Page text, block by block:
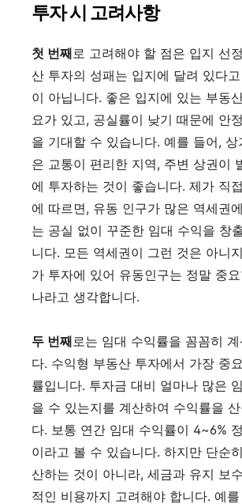
투자 시 고려사항
첫 번째 로 고려해야 할 점은 입지 선
산 투자의 성패는 입지에 달려 있다
이 아닙니다. 좋은 입지에 있는 부동
요가 있고, 공실률이 낮기 때문에 안
을 기대할 수 있습니다. 예를 들어, 상
은 교통이 편리한 지역, 주변 상권이
에 투자하는 것이 좋습니다. 제가 직
에 따르면, 유동 인구가 많은 역세권
는 공실 없이 꾸준한 임대 수익을 창
니다. 모든 역세권이 그런 것은 아니
가 투자에 있어 유동인구는 정말 중
나라고 생각합니다.
두 번째 로는 임대 수익률을 꼼꼼히
다. 수익형 부동산 투자에서 가장 중
률입니다. 투자금 대비 얼마나 많은
을 수 있는지를 계산하여 수익률을
다. 보통 연간 임대 수익률이 4~6%
이라고 볼 수 있습니다. 하지만 단순
산하는 것이 아니라, 세금과 유지 보
적인 비용까지 고려해야 합니다. 예